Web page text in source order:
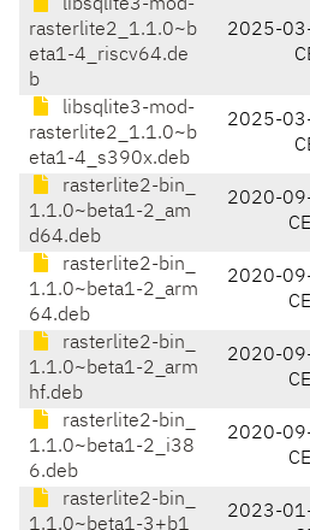
libsqlite3-mod-
rasterlite2_1.1.0~b
eta1-4_riscv64.de
b
2025-
libsqlite3-mod-
rasterlite2_1.1.0~b
eta1-4_s390x.deb
2025-
rasterlite2-bin_
1.1.0~beta1-2_am
d64.deb
2020-
rasterlite2-bin_
1.1.0~beta1-2_arm
64.deb
2020-
rasterlite2-bin_
1.1.0~beta1-2_arm
hf.deb
2020-
rasterlite2-bin_
1.1.0~beta1-2_i38
6.deb
2020-
rasterlite2-bin_
1.1.0~beta1-3+b1
2023-